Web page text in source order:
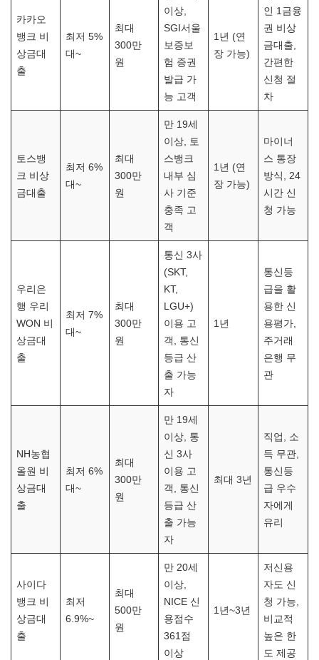
카카오
뱅크 비
상금대
출
최저 5%
대~
최대
300만
원
이상,
SGI서울
보증보
험 증권
발급 가
능 고객
1년 (연
장 가능)
인 1금융
권 비상
금대출,
간편한
신청 절
차
토스뱅
크 비상
금대출
최저 6%
대~
최대
300만
원
만 19세
이상, 토
스뱅크
내부 심
사 기준
충족 고
객
1년 (연
장 가능)
마이너
스 통장
방식, 24
시간 신
청 가능
우리은
행 우리
WON 비
상금대
출
최저 7%
대~
최대
300만
원
통신 3사
(SKT,
KT,
LGU+)
이용 고
객, 통신
등급 산
출 가능
자
1년
통신등
급을 활
용한 신
용평가,
주거래
은행 무
관
NH농협
올원 비
상금대
출
최저 6%
대~
최대
300만
원
만 19세
이상, 통
신 3사
이용 고
객, 통신
등급 산
출 가능
자
최대 3년
직업, 소
득 무관,
통신등
급 우수
자에게
유리
사이다
뱅크 비
상금대
출
최저
6.9%~
최대
500만
원
만 20세
이상,
NICE 신
용점수
361점
이상
1년~3년
저신용
자도 신
청 가능,
비교적
높은 한
도 제공